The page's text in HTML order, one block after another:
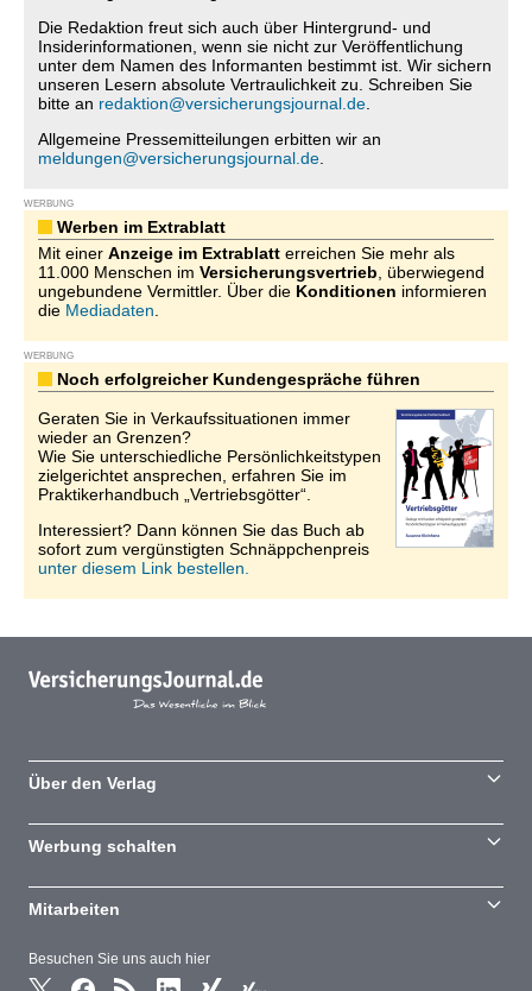
Die Redaktion freut sich auch über Hintergrund- und
Insiderinformationen, wenn sie nicht zur Veröffentlichung
unter dem Namen des Informanten bestimmt ist. Wir sichern
unseren Lesern absolute Vertraulichkeit zu. Schreiben Sie
bitte an redaktion@versicherungsjournal.de
Allgemeine Pressemitteilungen erbitten wir an
meldungen@versicherungsjournal.de
WERBUNG
Werben im Extrablatt
Mit einer Anzeige im Extrablatt erreichen Sie mehr als
11.000 Menschen im Versicherungsvertrieb , überwiegend
ungebundene Vermittler. Über die Konditionen informieren
die Mediadaten
WERBUNG
Noch erfolgreicher Kundengespräche führen
Geraten Sie in Verkaufssituationen immer
wieder an Grenzen?
Wie Sie unterschiedliche Persönlichkeitstypen
zielgerichtet ansprechen, erfahren Sie im
Praktikerhandbuch „Vertriebsgötter“.
Interessiert? Dann können Sie das Buch ab
sofort zum vergünstigten Schnäppchenpreis
unter diesem Link bestellen.
Besuchen Sie uns auch hier
Über den Verlag
Werbung schalten
Mitarbeiten